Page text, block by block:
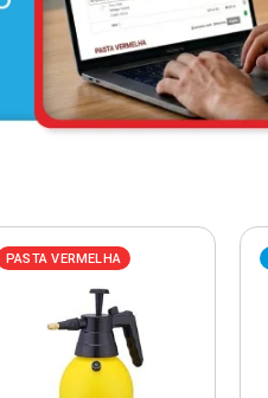
PASTA VERMELHA